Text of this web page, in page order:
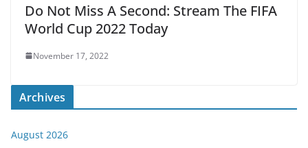
Do Not Miss A Second: Stream The FIFA
World Cup 2022 Today
November 17, 2022
Archives
August 2026